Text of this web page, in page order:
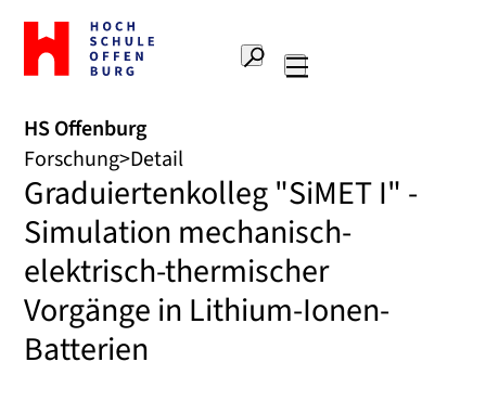
Zur
Startseite
Hochschule
Suche
HS Offenburg
Forschung Detail
Graduiertenkolleg "SiMET I" -
Simulation mechanisch-
elektrisch-thermischer
Vorgänge in Lithium-Ionen-
Batterien